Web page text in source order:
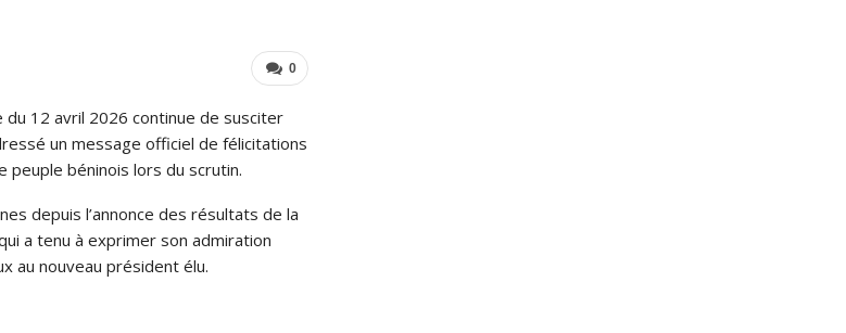
0
du 12 avril 2026 continue de susciter
un message officiel de félicitations
peuple béninois lors du scrutin.
depuis l’annonce des résultats de la
a tenu à exprimer son admiration
au nouveau président élu.